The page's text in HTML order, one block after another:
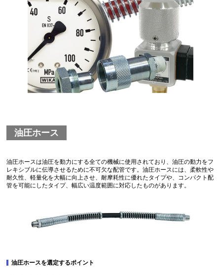
油圧ホース
油圧ホースは油圧を動力にする全ての機械に使用されており、油圧の動力をフ
レキシブルに伝導させるために不可欠な配管です。油圧ホースには、柔軟性や
耐久性、軽量化を大幅に向上させ、耐摩耗性に優れたタイプや、コンパクト配
管を可能にしたタイプ、幅広い温度範囲に対応したものがあります。
油圧ホースを選定するポイント